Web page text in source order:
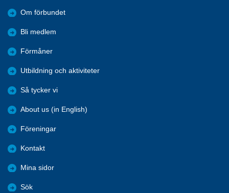
Om förbundet
Bli medlem
Förmåner
Utbildning och aktiviteter
Så tycker vi
About us (in English)
Föreningar
Kontakt
Mina sidor
Sök